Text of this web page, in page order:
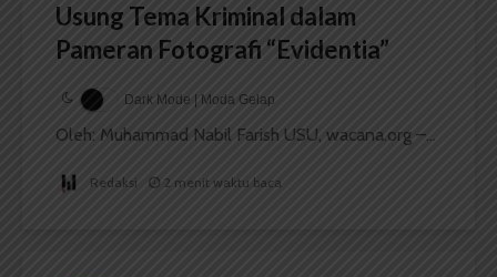
Usung Tema Kriminal dalam
Pameran Fotografi “Evidentia”
Dark Mode | Moda Gelap
Oleh: Muhammad Nabil Farish USU, wacana.org –...
Redaksi 2 menit waktu baca